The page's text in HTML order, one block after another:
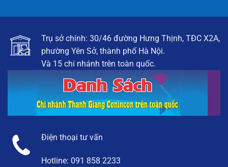
Trụ sở chính: 30/46 đường Hưng Thịnh, TĐC X2A,
phường Yên Sở, thành phố Hà Nội.
Và 15 chi nhánh trên toàn quốc.
Điện thoại tư vấn
Hotline: 091 858 2233